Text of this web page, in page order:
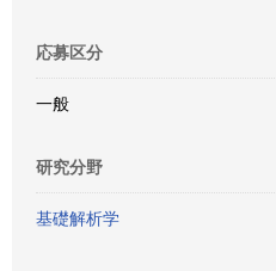
応募区分
一般
研究分野
基礎解析学